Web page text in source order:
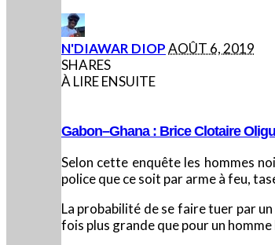
POSTED
BY
N'DIAWAR DIOPAOÛT 6, 2019
SHARES
À LIRE ENSUITE
Gabon–Ghana : Brice Clotaire
Selon cette enquête les hommes
police que ce soit par arme à feu,
La probabilité de se faire tuer par
fois plus grande que pour un